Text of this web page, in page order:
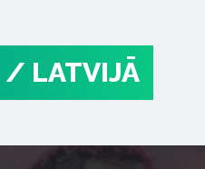
/ LATVIJĀ